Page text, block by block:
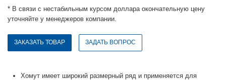
* В связи с нестабильным курсом доллара окончательную цену
уточняйте у менеджеров компании.
ЗАКАЗАТЬ ТОВАР ЗАДАТЬ ВОПРОС
Хомут имеет широкий размерный ряд и применяется для